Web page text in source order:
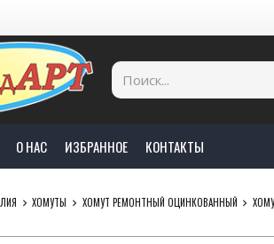
О НАС ИЗБРАННОЕ КОНТАКТЫ
ХОМУТЫ ХОМУТ РЕМОНТНЫЙ ОЦИНКОВАННЫЙ